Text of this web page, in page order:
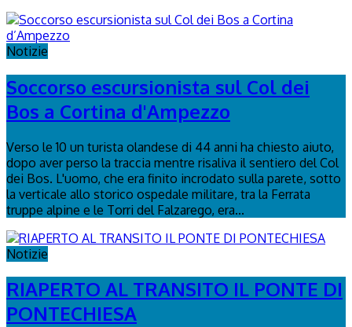
Notizie
Soccorso escursionista sul Col dei
Bos a Cortina d'Ampezzo
Verso le 10 un turista olandese di 44 anni ha chiesto aiuto,
dopo aver perso la traccia mentre risaliva il sentiero del Col
dei Bos. L'uomo, che era finito incrodato sulla parete, sotto
la verticale allo storico ospedale militare, tra la Ferrata
truppe alpine e le Torri del Falzarego, era...
Notizie
RIAPERTO AL TRANSITO IL PONTE DI
PONTECHIESA